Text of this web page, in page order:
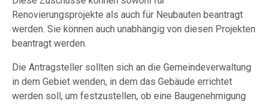
Renovierungsprojekte als auch für Neubauten beantragt
werden. Sie können auch unabhängig von diesen Projekten
beantragt werden.
Die Antragsteller sollten sich an die Gemeindeverwaltung
in dem Gebiet wenden, in dem das Gebäude errichtet
werden soll, um festzustellen, ob eine Baugenehmigung